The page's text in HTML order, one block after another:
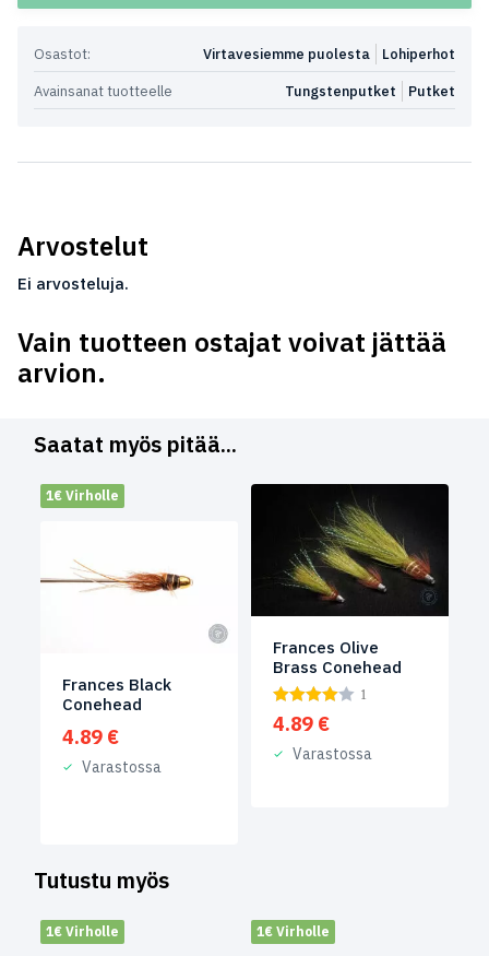
Osastot: Lohiperhot
Virtavesiemme puolesta
Avainsanat tuotteelle
Putket
Tungstenputket
Arvostelut
Ei arvosteluja.
Vain tuotteen ostajat voivat jättää
arvion.
Saatat myös pitää...
1€ Virholle
Frances Black
Conehead
4.89 €
Varastossa
Frances Olive
Brass Conehead
1
4.89 €
Varastossa
Tutustu myös
1€ Virholle 1€ Virholle